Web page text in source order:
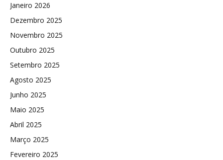
Janeiro 2026
Dezembro 2025
Novembro 2025
Outubro 2025
Setembro 2025
Agosto 2025
Junho 2025
Maio 2025
Abril 2025
Março 2025
Fevereiro 2025